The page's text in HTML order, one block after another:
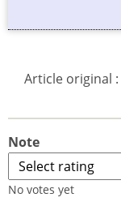
Article original :
Note
No votes yet